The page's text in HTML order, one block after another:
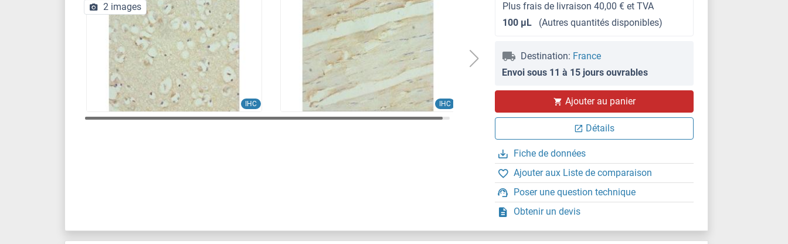
IHC IHC
2 images
Plus frais de livraison 40,00 € et TVA
100 μL
(Autres quantités disponibles)
Destination: France
Envoi sous 11 à 15 jours ouvrables
Ajouter au panier
Détails
Fiche de données
Ajouter aux Liste de comparaison
Poser une question technique
Obtenir un devis